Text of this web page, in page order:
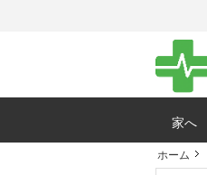
家へ
ホーム